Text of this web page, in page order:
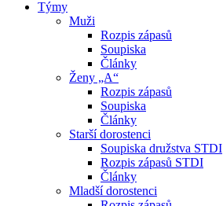
Týmy
Muži
Rozpis zápasů
Soupiska
Články
Ženy „A“
Rozpis zápasů
Soupiska
Články
Starší dorostenci
Soupiska družstva STDI
Rozpis zápasů STDI
Články
Mladší dorostenci